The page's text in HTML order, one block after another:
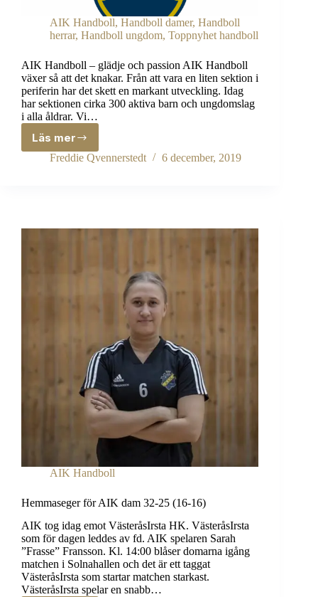
AIK Handboll, Handboll damer, Handboll
herrar, Handboll ungdom, Toppnyhet handboll
AIK Handboll – glädje och passion AIK Handboll
växer så att det knakar. Från att vara en liten sektion i
periferin har det skett en markant utveckling. Idag
har sektionen cirka 300 aktiva barn och ungdomslag
i alla åldrar. Vi…
Läs mer
Freddie Qvennerstedt 6 december, 2019
AIK Handboll
Hemmaseger för AIK dam 32-25 (16-16)
AIK tog idag emot VästeråsIrsta HK. VästeråsIrsta
som för dagen leddes av fd. AIK spelaren Sarah
”Frasse” Fransson. Kl. 14:00 blåser domarna igång
matchen i Solnahallen och det är ett taggat
VästeråsIrsta som startar matchen starkast.
VästeråsIrsta spelar en snabb…